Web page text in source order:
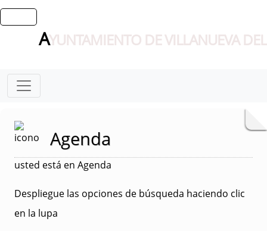
AYUNTAMIENTO DE VILLANUEVA
Agenda
usted está en Agenda
Despliegue las opciones de búsqueda haciendo clic
en la lupa